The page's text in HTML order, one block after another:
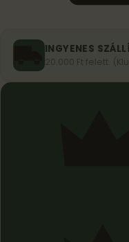
INGYENES
20.000 Ft felett.